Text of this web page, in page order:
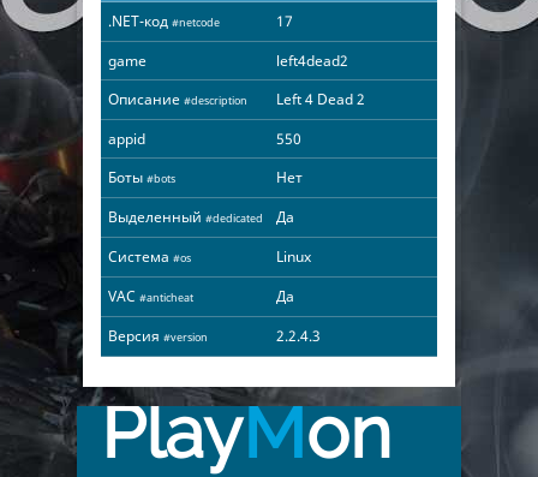
.NET-код #netcode
17
game
left4dead2
Описание #description
Left 4 Dead 2
appid
550
Боты #bots
Нет
Выделенный #dedicated
Да
Система #os
Linux
VAC #anticheat
Да
Версия #version 2.2.4.3
PlayMon